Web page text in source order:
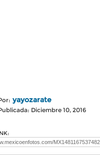
yayozarate
Diciembre 10, 2016